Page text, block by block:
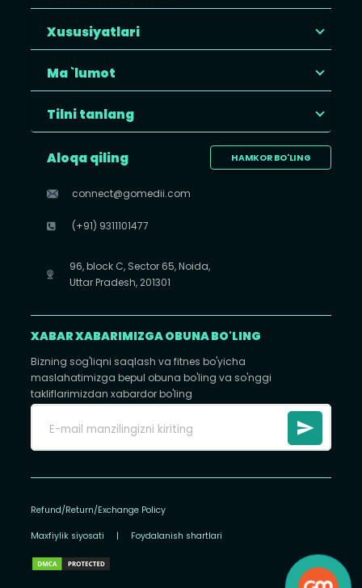
Xususiyatlari
Ma `lumot
Tilni tanlang
HAMKOR BO'LING
Aloqa qiling
connect@gomedii.com
(+91) 9311101477
96, block C, Sector 65, Noida,
Uttar Pradesh, 201301
XABAR XABARIMIZGA OBUNA BO'LING
Bizning sog'liqni saqlash va fitnes bo'yicha
maslahatimizga bepul obuna bo'ling va so'nggi
takliflarimizdan xabardor bo'ling
Refund/Return/Exchange Policy
Maxfiylik siyosati | Foydalanish shartlari